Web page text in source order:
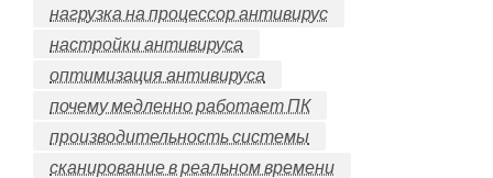
нагрузка на процессор антивирус
настройки антивируса
оптимизация антивируса
почему медленно работает ПК
производительность системы
сканирование в реальном времени